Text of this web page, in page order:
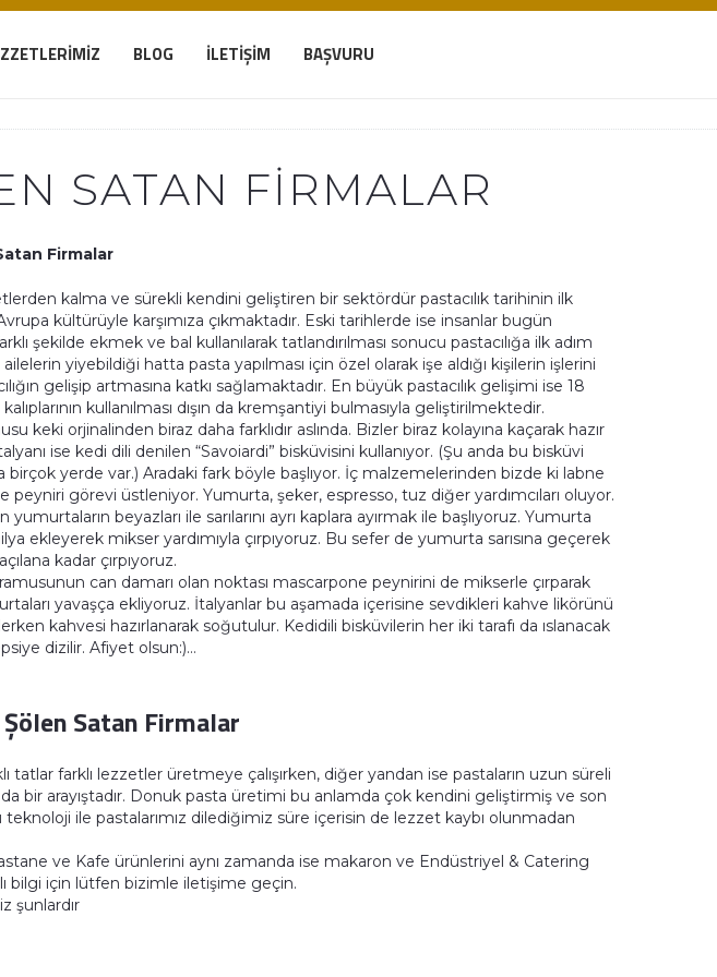
BLOG İLETIŞIM BAŞVURU
SATAN FIRMALAR
Firmalar
kalma ve sürekli kendini geliştiren bir sektördür pastacılık tarihinin ilk
kültürüyle karşımıza çıkmaktadır. Eski tarihlerde ise insanlar bugün
şekilde ekmek ve bal kullanılarak tatlandırılması sonucu pastacılığa ilk adım
ailelerin yiyebildiği hatta pasta yapılması için özel olarak işe aldığı kişilerin işlerini
gelişip artmasına katkı sağlamaktadır. En büyük pastacılık gelişimi ise 18
kullanılması dışın da kremşantiyi bulmasıyla geliştirilmektedir.
keki orjinalinden biraz daha farklıdır aslında. Bizler biraz kolayına kaçarak hazır
ise kedi dili denilen “Savoiardi” bisküvisini kullanıyor. (Şu anda bu bisküvi
yerde var.) Aradaki fark böyle başlıyor. İç malzemelerinden bizde ki labne
peyniri görevi üstleniyor. Yumurta, şeker, espresso, tuz diğer yardımcıları oluyor.
beyazları ile sarılarını ayrı kaplara ayırmak ile başlıyoruz. Yumurta
ekleyerek mikser yardımıyla çırpıyoruz. Bu sefer de yumurta sarısına geçerek
kadar çırpıyoruz.
can damarı olan noktası mascarpone peynirini de mikserle çırparak
yavaşça ekliyoruz. İtalyanlar bu aşamada içerisine sevdikleri kahve likörünü
kahvesi hazırlanarak soğutulur. Kedidili bisküvilerin her iki tarafı da ıslanacak
dizilir. Afiyet olsun:)…
Şölen Satan Firmalar
tatlar farklı lezzetler üretmeye çalışırken, diğer yandan ise pastaların uzun süreli
da bir arayıştadır. Donuk pasta üretimi bu anlamda çok kendini geliştirmiş ve son
ile pastalarımız dilediğimiz süre içerisin de lezzet kaybı olunmadan
ve Kafe ürünlerini aynı zamanda ise makaron ve Endüstriyel & Catering
bilgi için lütfen bizimle iletişime geçin.
şunlardır